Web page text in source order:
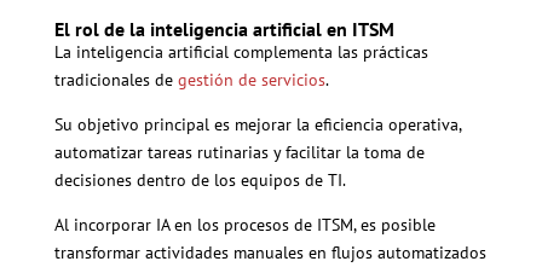
El rol de la inteligencia artificial en ITSM
La inteligencia artificial complementa las prácticas
tradicionales de gestión de servicios.
Su objetivo principal es mejorar la eficiencia operativa,
automatizar tareas rutinarias y facilitar la toma de
decisiones dentro de los equipos de TI.
Al incorporar IA en los procesos de ITSM, es posible
transformar actividades manuales en flujos automatizados